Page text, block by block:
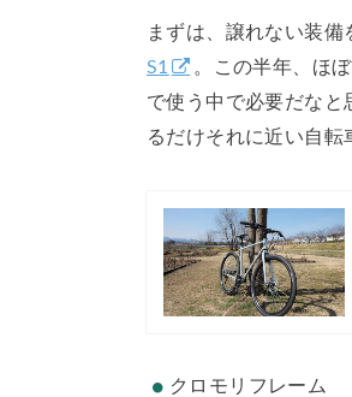
まずは、譲れない装
S1
。この半年、ほ
で使う中で必要だなと
るだけそれに近い自転
クロモリフレーム